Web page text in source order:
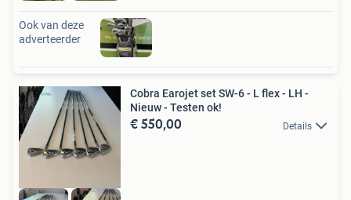
Ook van deze
adverteerder
Cobra Earojet set SW-6 - L flex - LH -
Nieuw - Testen ok!
€ 550,00 Details